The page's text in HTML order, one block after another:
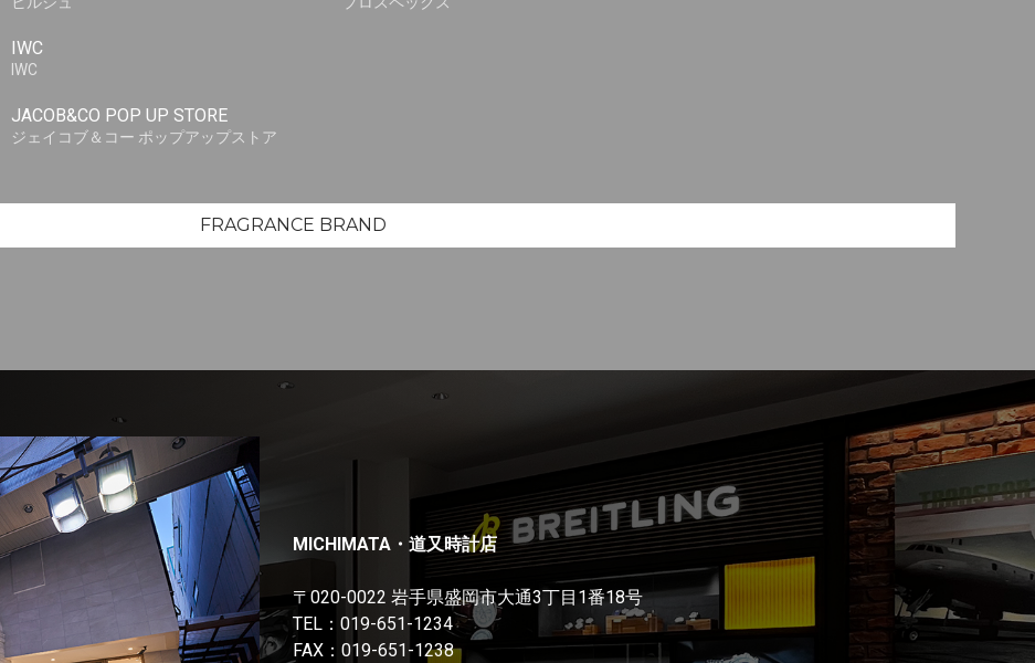
IWC
IWC
JACOB&CO POP UP STORE
ジェイコブ＆コー ポップアップストア
FRAGRANCE BRAND
MICHIMATA・道又時計店
〒020-0022 岩手県盛岡市大通3丁目1番18号
TEL： 019-651-1234
FAX：019-651-1238